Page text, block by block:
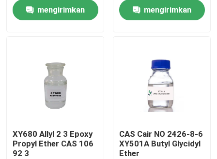
Rumah
Tentang kami
Tur Pabrik
Kontrol kualitas
mengirimkan mengirimkan
XY680 Allyl 2 3 Epoxy
Propyl Ether CAS 106
92 3
CAS Cair NO 2426-8-6
XY501A Butyl Glycidyl
Ether